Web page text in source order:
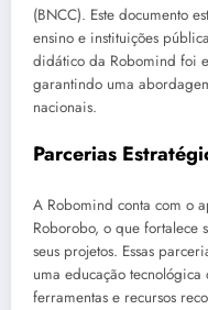
(BNCC). Este documento
ensino e instituições
didático da Robomind foi
garantindo uma
nacionais.
Parcerias
A Robomind conta com o
Roborobo, o que fortalece
seus projetos. Essas
uma educação
ferramentas e recursos